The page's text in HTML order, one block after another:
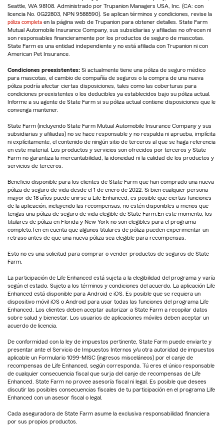
Seattle, WA 98108. Administrado por Trupanion Managers USA, Inc. (CA: con
licencia No. 0G22803, NPN 9588590). Se aplican términos y condiciones, revise la
póliza completa en la página web de Trupanion para obtener detalles. State Farm
Mutual Automobile Insurance Company, sus subsidiarias y afiliadas no ofrecen ni
son responsables financieramente por los productos de seguro de mascotas.
State Farm es una entidad independiente y no está afiliada con Trupanion ni con
American Pet Insurance.
Condiciones preexistentes: Si actualmente tiene una póliza de seguro médico
para mascotas, el cambio de compañía de seguros o la compra de una nueva
póliza podría afectar ciertas disposiciones, tales como las coberturas para
condiciones preexistentes o los deducibles ya establecidos bajo su póliza actual.
Informe a su agente de State Farm si su póliza actual contiene disposiciones que le
convenga mantener.
State Farm (incluyendo State Farm Mutual Automobile Insurance Company y sus
subsidiarias y afiliadas) no se hace responsable y no respalda ni aprueba, implícita
ni explícitamente, el contenido de ningún sitio de terceros al que se haga referencia
en este material. Los productos y servicios son ofrecidos por terceros y State
Farm no garantiza la mercantabilidad, la idoneidad ni la calidad de los productos y
servicios de terceros.
Beneficio disponible para los clientes de State Farm que han comprado una nueva
póliza de seguro de vida desde el 1 de enero de 2022. Si bien cualquier persona
mayor de 18 años puede unirse a Life Enhanced, es posible que ciertas funciones
de la aplicación, incluyendo las recompensas, no estén disponibles a menos que
tengas una póliza de seguro de vida elegible de State Farm.En este momento, los
titulares de póliza en Florida y New York no son elegibles para el programa
completo.Ten en cuenta que algunos titulares de póliza pueden experimentar un
retraso antes de que una nueva póliza sea elegible para recompensas.
Esto no es una solicitud para comprar o vender productos de seguros de State
Farm.
La participación de Life Enhanced está sujeta a la elegibilidad del programa y varía
según el estado. Sujeto a los términos y condiciones del acuerdo. La aplicación Life
Enhanced está disponible para Android e iOS. Es posible que se requiera un
dispositivo móvil iOS o Android para usar todas las funciones del programa Life
Enhanced. Los clientes deben aceptar autorizar a State Farm a recopilar datos
sobre salud y bienestar. Los usuarios de aplicaciones móviles deben aceptar un
acuerdo de licencia.
De conformidad con la ley de impuestos pertinente, State Farm puede enviarte y
presentar ante el Servicio de Impuestos Internos y/u otra autoridad de impuestos
aplicable un Formulario 1099-MISC (ingresos misceláneos) por el canje de
recompensas de Life Enhanced, según corresponda. Tú eres el único responsable
de cualquier consecuencia fiscal que surja del canje de recompensas de Life
Enhanced. State Farm no provee asesoría fiscal ni legal. Es posible que desees
discutir las posibles consecuencias fiscales de tu participación en el programa Life
Enhanced con un asesor fiscal o legal.
Cada aseguradora de State Farm asume la exclusiva responsabilidad financiera
por sus propios productos.